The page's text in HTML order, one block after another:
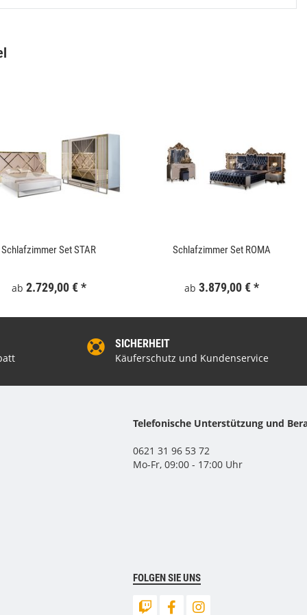
Schlafzimmer Set STAR
ab 2.729,00 € *
Schlafzimmer Set ROMA
ab 3.879,00 € *
159,99 €
SICHERHEIT
Käuferschutz und Kundenservice
Telefonische Unterstützung und
0621 31 96 53 72
Mo-Fr, 09:00 - 17:00 Uhr
FOLGEN SIE UNS